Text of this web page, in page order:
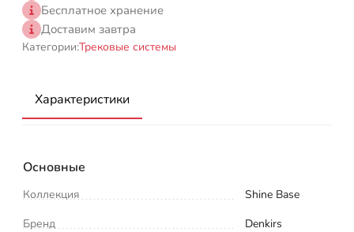
Бесплатное хранение
Доставим завтра
Категории:Трековые системы
Характеристики
Основные
Коллекция
Shine Base
Бренд
Denkirs